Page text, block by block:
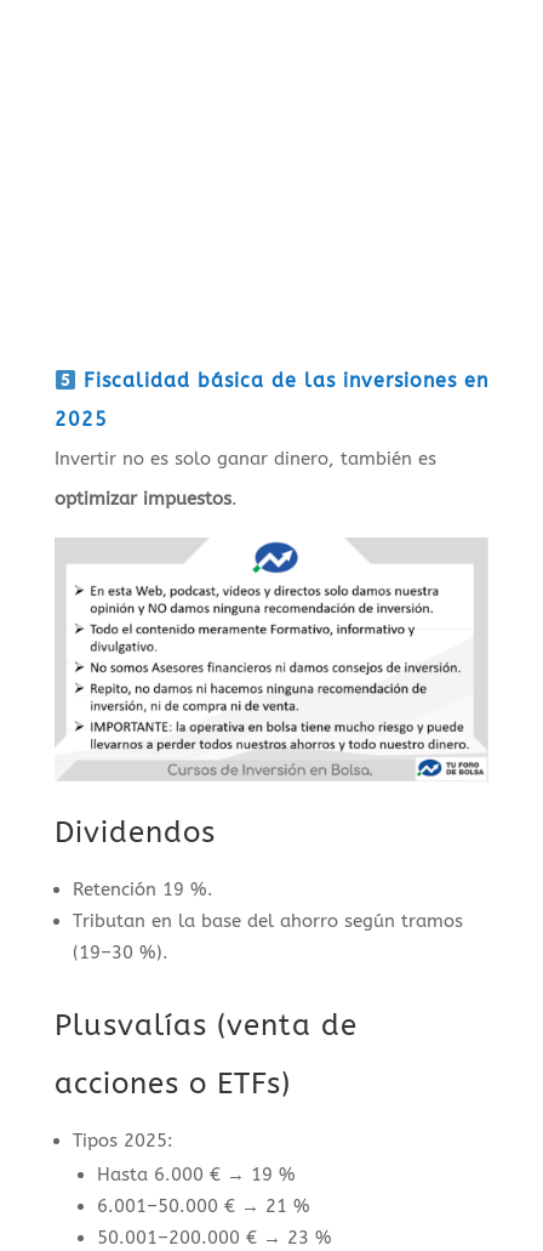
Fiscalidad básica de las inversiones en
2025
Invertir no es solo ganar dinero, también es
optimizar impuestos.
Dividendos
Retención 19 %.
Tributan en la base del ahorro según tramos
(19–30 %).
Plusvalías (venta de
acciones o ETFs)
Tipos 2025:
Hasta 6.000 € → 19 %
6.001–50.000 € → 21 %
50.001–200.000 € → 23 %